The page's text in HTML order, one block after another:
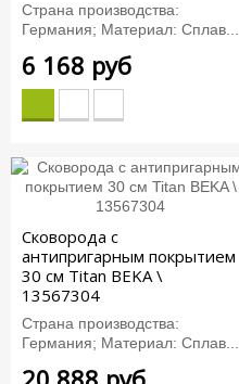
Страна производства:
Германия; Материал: Сплав...
6 168 руб
Сковорода с
антипригарным покрытием
30 см Titan BEKA \
13567304
Страна производства:
Германия; Материал: Сплав...